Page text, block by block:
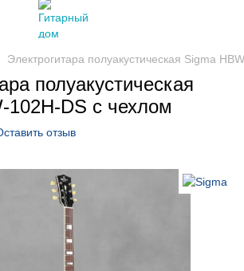
Электрогитара полуакустическая Sigma
полуакустическая
102H-DS с чехлом
отзыв